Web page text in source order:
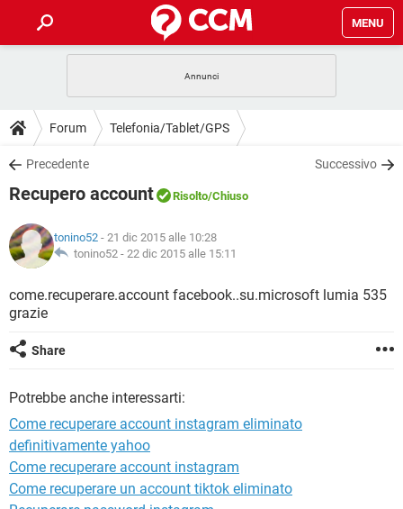
MENU
INTRATTENIMENTO ANDROID
iOS
INSTAGRAM WHATSAPP
TIKTOK
HARDWARE
GUIDE
COVID-19 GAMING
INSTAGRAM WHATSAPP
TIKTOK
HARDWARE
DOWNLOAD
COVID-19 GAMING
INTRATTENIMENTO
iOS WINDOWS 10
WHATSAPP
TIKTOK
HARDWARE
FORUM
COVID-19 GAMING
INTRATTENIMENTO
iOS WINDOWS 10
HARDWARE
GLOSSARIO
GAMING
INTRATTENIMENTO
iOS
HARDWARE
Forum Telefonia/Tablet/GPS
Precedente Successivo
Recupero account Risolto/Chiuso
tonino52 - 21 dic 2015 alle 10:28
tonino52 - 22 dic 2015 alle 15:11
come.recuperare.account facebook..su.microsoft lumia 535
grazie
Share
Potrebbe anche interessarti:
Come recuperare account instagram eliminato
definitivamente yahoo
Come recuperare account instagram
Come recuperare un account tiktok eliminato